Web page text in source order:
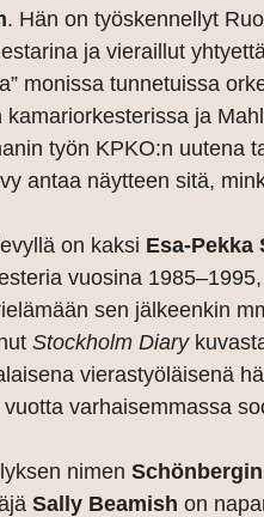
. Hän on työskennellyt
ja vieraillut
monissa tunnetuissa
ja
työn KPKO:n uutena
antaa näytteen sitä,
on kaksi Esa-Pekka
vuosina
sen jälkeenkin
Stockholm Diary
vierastyöläisenä
varhaisemmassa
nimen Schönbergin
Sally Beamish on